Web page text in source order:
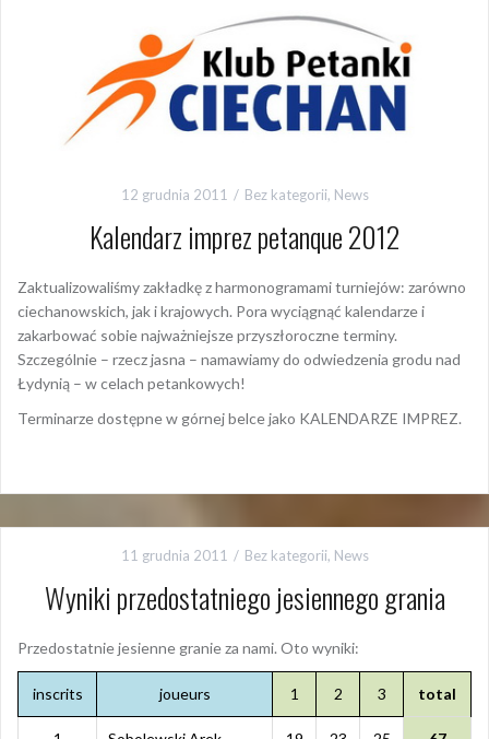
12 grudnia 2011 Bez kategorii, News
Kalendarz imprez petanque 2012
Zaktualizowaliśmy zakładkę z harmonogramami turniejów: zarówno
ciechanowskich, jak i krajowych. Pora wyciągnąć kalendarze i
zakarbować sobie najważniejsze przyszłoroczne terminy.
Szczególnie – rzecz jasna – namawiamy do odwiedzenia grodu nad
Łydynią – w celach petankowych!
Terminarze dostępne w górnej belce jako KALENDARZE IMPREZ.
11 grudnia 2011 Bez kategorii, News
Wyniki przedostatniego jesiennego grania
Przedostatnie jesienne granie za nami. Oto wyniki:
inscrits joueurs 1 2 3 total